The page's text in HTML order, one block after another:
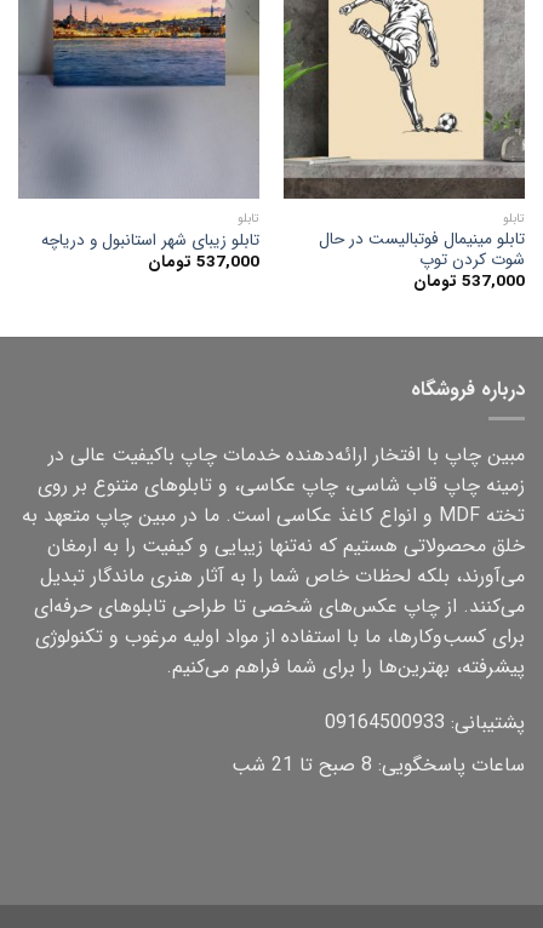
افزودن
به
علاقه
مندی
ها
تابلو
تابلو مینیمال فوتبالیست در حال
شوت کردن توپ
537,000 تومان
افزودن
به
علاقه
مندی
ها
تابلو
تابلو زیبای شهر استانبول و دریاچه
537,000 تومان
درباره فروشگاه
مبین چاپ با افتخار ارائه‌دهنده خدمات چاپ باکیفیت عالی در
زمینه چاپ قاب شاسی، چاپ عکاسی، و تابلوهای متنوع بر روی
تخته MDF و انواع کاغذ عکاسی است. ما در مبین چاپ متعهد به
خلق محصولاتی هستیم که نه‌تنها زیبایی و کیفیت را به ارمغان
می‌آورند، بلکه لحظات خاص شما را به آثار هنری ماندگار تبدیل
می‌کنند. از چاپ عکس‌های شخصی تا طراحی تابلوهای حرفه‌ای
برای کسب‌وکارها، ما با استفاده از مواد اولیه مرغوب و تکنولوژی
پیشرفته، بهترین‌ها را برای شما فراهم می‌کنیم.
پشتیبانی: 09164500933
ساعات پاسخگویی: 8 صبح تا 21 شب